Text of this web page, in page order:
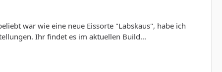
war wie eine neue Eissorte "Labskaus", habe ich
Ihr findet es im aktuellen Build...